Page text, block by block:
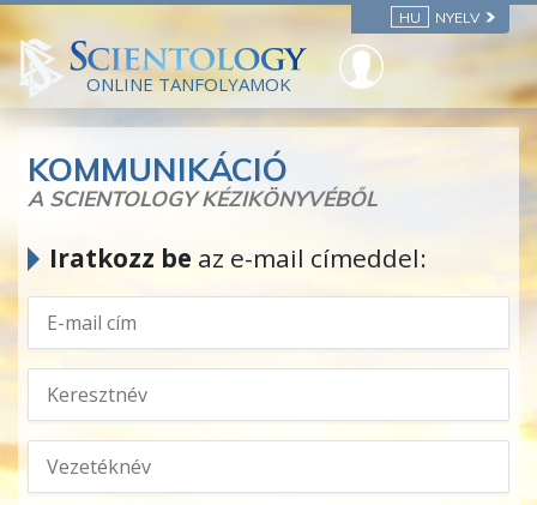
HU NYELV
ONLINE TANFOLYAMOK
KOMMUNIKÁCIÓ
A SCIENTOLOGY KÉZIKÖNYVÉBŐL
Iratkozz be az e-mail címeddel: